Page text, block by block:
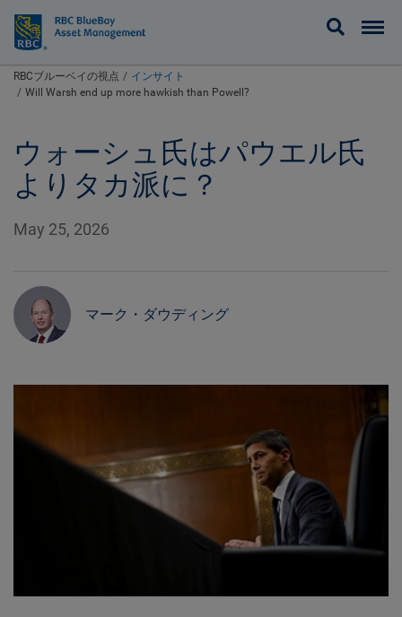
BlueBay
RBCブルーベイの視点
インサイト
Will Warsh end up more hawkish than Powell?
ウォーシュ氏はパウエル氏
よりタカ派に？
May 25, 2026
マーク・ダウディング